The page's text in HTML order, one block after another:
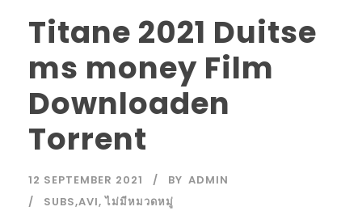
Titane 2021 Duitse
ms money Film
Downloaden
Torrent
12 SEPTEMBER 2021 BY ADMIN
SUBS,AVI, ไม่มีหมวดหมู่